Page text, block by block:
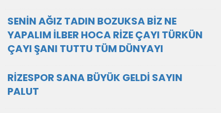
SENİN AĞIZ TADIN BOZUKSA BİZ NE
YAPALIM İLBER HOCA RİZE ÇAYI TÜRKÜN
ÇAYI ŞANI TUTTU TÜM DÜNYAYI
RİZESPOR SANA BÜYÜK GELDİ SAYIN
PALUT